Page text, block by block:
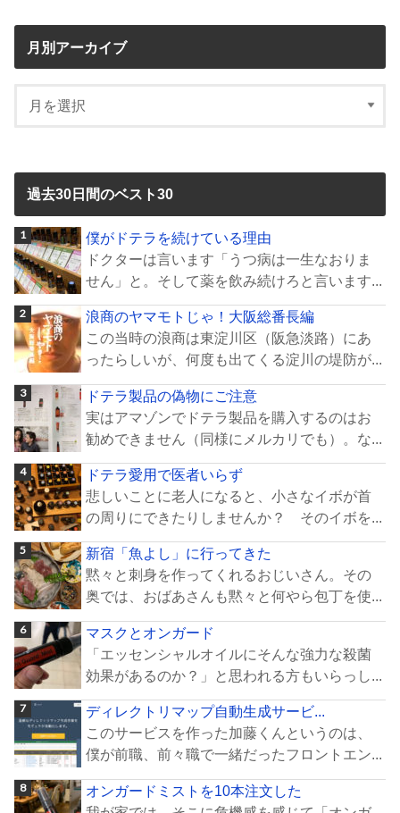
月別アーカイブ
過去30日間のベスト30
僕がドテラを続けている理由
ドクターは言います「うつ病は一生なおりま
せん」と。そして薬を飲み続けろと言います...
浪商のヤマモトじゃ！大阪総番長編
この当時の浪商は東淀川区（阪急淡路）にあ
ったらしいが、何度も出てくる淀川の堤防が...
ドテラ製品の偽物にご注意
実はアマゾンでドテラ製品を購入するのはお
勧めできません（同様にメルカリでも）。な...
ドテラ愛用で医者いらず
悲しいことに老人になると、小さなイボが首
の周りにできたりしませんか？ そのイボを...
新宿「魚よし」に行ってきた
黙々と刺身を作ってくれるおじいさん。その
奥では、おばあさんも黙々と何やら包丁を使...
マスクとオンガード
「エッセンシャルオイルにそんな強力な殺菌
効果があるのか？」と思われる方もいらっし...
ディレクトリマップ自動生成サービ...
このサービスを作った加藤くんというのは、
僕が前職、前々職で一緒だったフロントエン...
オンガードミストを10本注文した